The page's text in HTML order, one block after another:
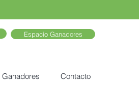
Espacio Ganadores
Ganadores Contacto